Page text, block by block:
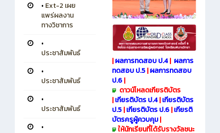
• Ext-2 เผย
แพร่ผลงาน
ทางวิชาการ
•
ประชาสัมพันธ์
•
ประชาสัมพันธ์
•
ประชาสัมพันธ์
•
|ผลการทดสอบ ป.4| ผลการ
ทดสอบ ป.5|ผลการทดสอบ
ป.6|
ดาวน์โหลดเกียรติบัตร
|เกียรติบัตร ป.4|เกียรติบัตร
ป.5|เกียรติบัตร ป.6|เกียรติ
บัตรครูผู้ควบคุม|
ให้นักเรียนที่ได้รับรางวัลชนะ